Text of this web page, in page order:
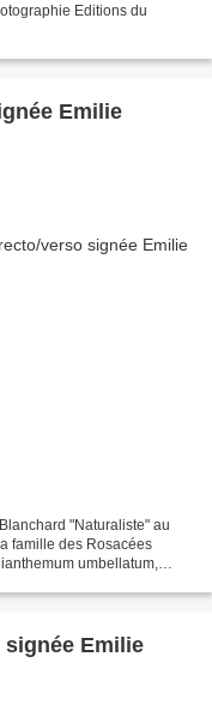
Editions du
"Naturaliste" au
famille des Rosacées
umbellatum,